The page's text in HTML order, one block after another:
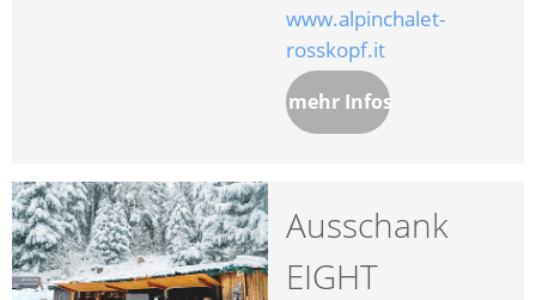
www.alpinchalet-
rosskopf.it
mehr Infos
Ausschank
EIGHT